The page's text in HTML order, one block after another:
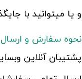
و یا میتوانید با
نحوه سفارش و ارسال
پشتیبان آنلاین